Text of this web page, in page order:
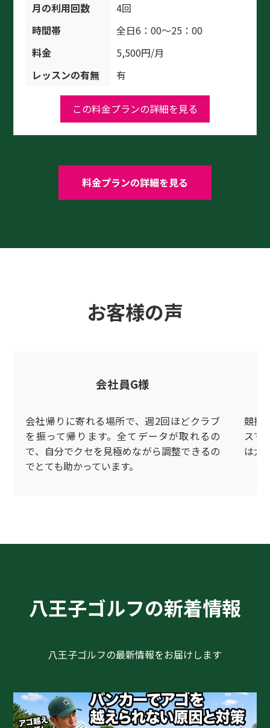
月の利用回数
4回
時間帯
全日6：00～25：00
料金
5,500円/月
レッスンの有無
有
この料金プランの詳細を見る
料金プランの詳細を見る
お客様の声
会社員G様
会社帰りに寄れる場所で、週2回ほどクラブ
を振って帰ります。全てデータが取れるの
で、自分でクセを見極めながら調整できるの
でとても助かっています。
競技
スマ
は大
八王子ゴルフの新着情報
八王子ゴルフの最新情報をお届けします